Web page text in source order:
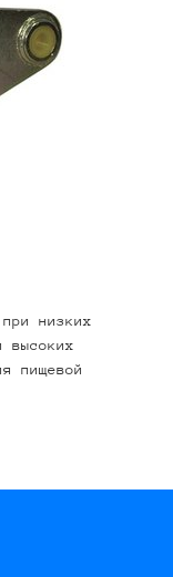
низких
высоких
пищевой